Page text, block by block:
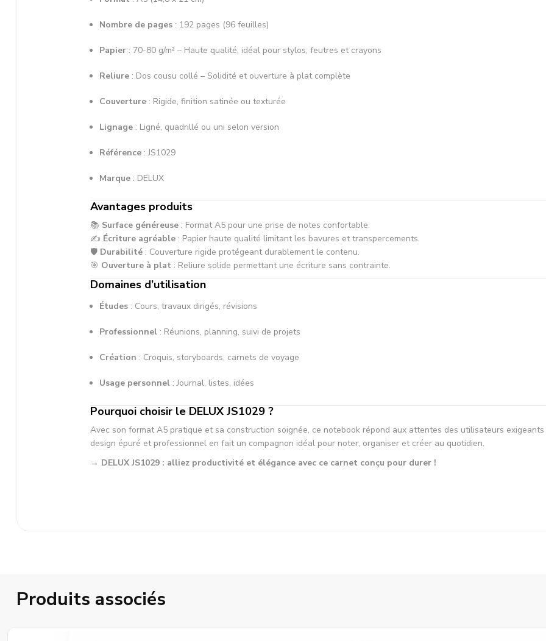
Nombre de pages : 192 pages (96 feuilles)
Papier : 70-80 g/m² – Haute qualité, idéal pour stylos, feutres et crayons
Reliure : Dos cousu collé – Solidité et ouverture à plat complète
Couverture : Rigide, finition satinée ou texturée
Lignage : Ligné, quadrillé ou uni selon version
Référence : JS1029
Marque : DELUX
Avantages produits
📚 Surface généreuse : Format A5 pour une prise de notes confortable.
✍️ Écriture agréable : Papier haute qualité limitant les bavures et transpercements.
🛡️ Durabilité : Couverture rigide protégeant durablement le contenu.
🎯 Ouverture à plat : Reliure solide permettant une écriture sans contrainte.
Domaines d’utilisation
Études : Cours, travaux dirigés, révisions
Professionnel : Réunions, planning, suivi de projets
Création : Croquis, storyboards, carnets de voyage
Usage personnel : Journal, listes, idées
Pourquoi choisir le DELUX JS1029 ?
Avec son format A5 pratique et sa construction soignée, ce notebook répond aux attentes des utilisateurs
design épuré et professionnel en fait un compagnon idéal pour noter, organiser et créer au quotidien.
→ DELUX JS1029 : alliez productivité et élégance avec ce carnet conçu pour durer !
Produits associés